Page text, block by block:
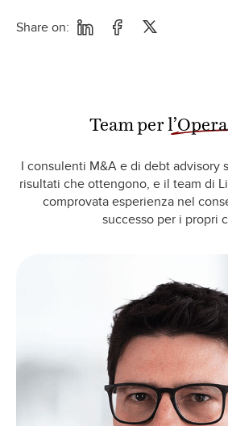
Share on:
Team per
I consulenti M&A e di debt advisory
risultati che ottengono, e il team di
comprovata esperienza nel
successo per i propri